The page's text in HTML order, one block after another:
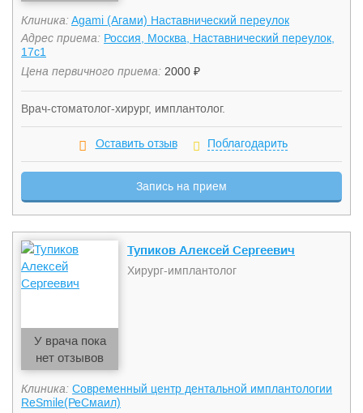
Клиника: Agami (Агами) Наставнический переулок
Адрес приема: Россия, Москва, Наставнический переулок,
17с1
Цена первичного приема: 2000 ₽
Врач-стоматолог-хирург, имплантолог.
Оставить отзыв Поблагодарить
Запись на прием
У врача пока
нет отзывов
Тупиков Алексей Сергеевич
Хирург-имплантолог
Клиника: Современный центр дентальной имплантологии
ReSmile(РеСмаил)